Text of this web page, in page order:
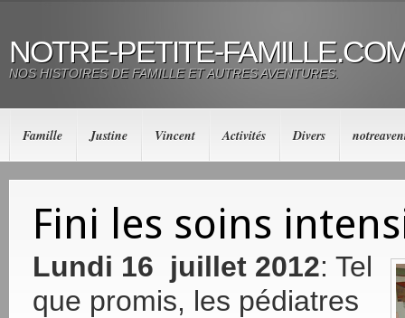
NOTRE-PETITE-
NOS HISTOIRES DE FAMILLE ET AUTRES AVENTURES.
Famille Justine Vincent Activités Divers
Fini les soins
Lundi 16 juillet 2012: Tel
que promis, les pédiatres